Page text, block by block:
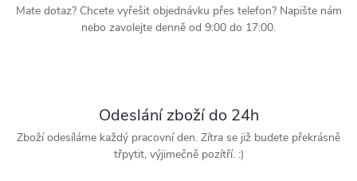
Mate dotaz? Chcete vyřešit objednávku přes telefon? Napište nám
nebo zavolejte denně od 9:00 do 17:00.
Odeslání zboží do 24h
Zboží odesíláme každý pracovní den. Zítra se již budete překrásně
třpytit, výjimečně pozítří. :)